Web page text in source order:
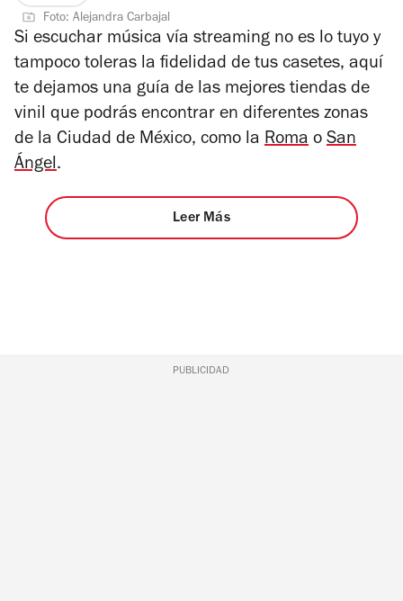
Foto: Alejandra Carbajal
Si escuchar música vía streaming no es lo tuyo y
tampoco toleras la fidelidad de tus casetes, aquí
te dejamos una guía de las mejores tiendas de
vinil que podrás encontrar en diferentes zonas
de la Ciudad de México, como la Roma o San
Ángel.
Leer Más
PUBLICIDAD